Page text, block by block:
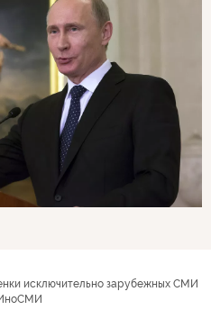
исключительно зарубежных СМИ